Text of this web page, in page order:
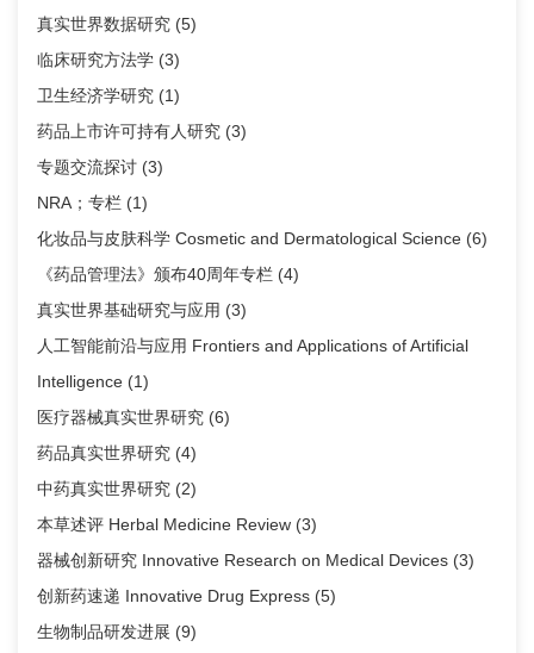
真实世界数据研究 (5)
临床研究方法学 (3)
卫生经济学研究 (1)
药品上市许可持有人研究 (3)
专题交流探讨 (3)
NRA；专栏 (1)
化妆品与皮肤科学 Cosmetic and Dermatological Science (6)
《药品管理法》颁布40周年专栏 (4)
真实世界基础研究与应用 (3)
人工智能前沿与应用 Frontiers and Applications of Artificial
Intelligence (1)
医疗器械真实世界研究 (6)
药品真实世界研究 (4)
中药真实世界研究 (2)
本草述评 Herbal Medicine Review (3)
器械创新研究 Innovative Research on Medical Devices (3)
创新药速递 Innovative Drug Express (5)
生物制品研发进展 (9)